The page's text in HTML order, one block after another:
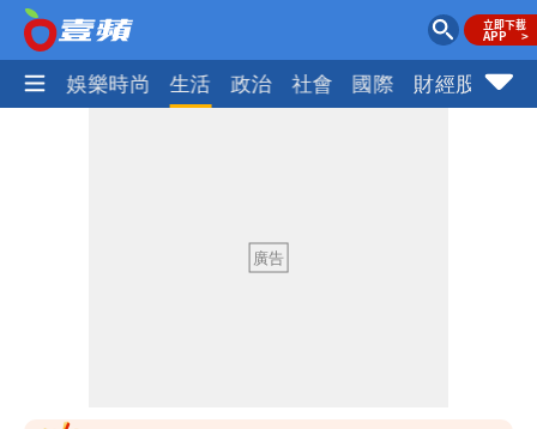
熱門 娛樂時尚 生活 政治 社會 國際 財經股市
因！2材質夏天別穿
王祖賢息影22年罕見現身機場 59歲零